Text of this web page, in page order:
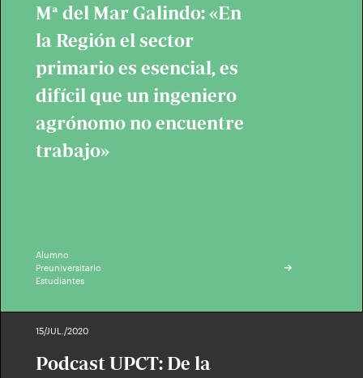
Mª del Mar Galindo: «En
la Región el sector
primario es esencial, es
difícil que un ingeniero
agrónomo no encuentre
trabajo»
Alumno
Preuniversitario
Estudiantes
15/JUL./2020
Podcast UPCT: De la